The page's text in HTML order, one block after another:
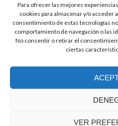
Para ofrecer las mejores
cookies para almacenar y/o acceder
consentimiento de estas tecnologías
comportamiento de navegación o las
No consentir o retirar el
ciertas
VER
+34 926
Go
to
Go
to